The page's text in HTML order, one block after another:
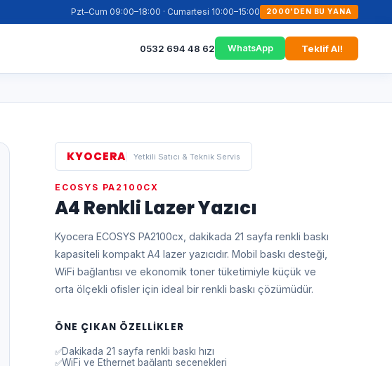
Pzt–Cum 09:00–18:00 · Cumartesi 10:00–15:00 2000'DEN BU YANA
0532 694 48 62 WhatsApp Teklif Al!
KYOCERA Yetkili Satıcı & Teknik Servis
ECOSYS PA2100CX
A4 Renkli Lazer Yazıcı
Kyocera ECOSYS PA2100cx, dakikada 21 sayfa renkli baskı
kapasiteli kompakt A4 lazer yazıcıdır. Mobil baskı desteği,
WiFi bağlantısı ve ekonomik toner tüketimiyle küçük ve
orta ölçekli ofisler için ideal bir renkli baskı çözümüdür.
ÖNE ÇIKAN ÖZELLIKLER
Dakikada 21 sayfa renkli baskı hızı
WiFi ve Ethernet bağlantı seçenekleri